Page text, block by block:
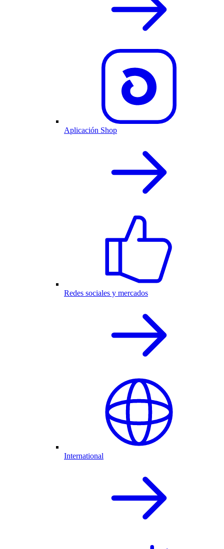
Aplicación Shop
Redes sociales y mercados
International